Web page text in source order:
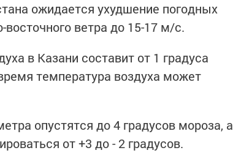
ожидается ухудшение погодных
ветра до 15-17 м/с.
в Казани составит от 1 градуса
температура воздуха может
опустятся до 4 градусов мороза, а
от +3 до - 2 градусов.